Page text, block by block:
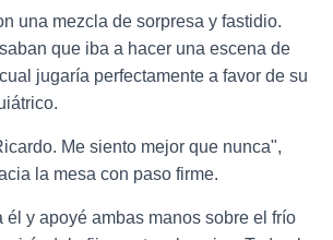
una mezcla de sorpresa y fastidio.
que iba a hacer una escena de
jugaría perfectamente a favor de su
Me siento mejor que nunca",
la mesa con paso firme.
él y apoyé ambas manos sobre el frío